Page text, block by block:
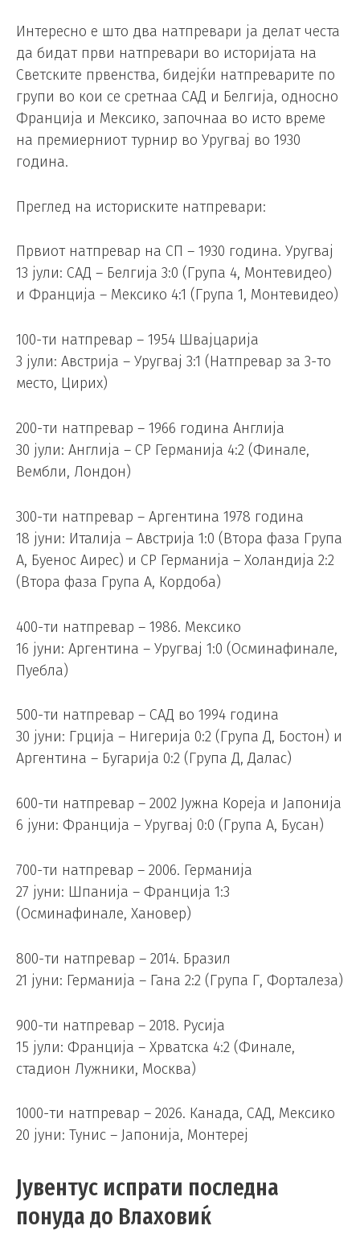
Интересно е што два натпревари ја делат честа
да бидат први натпревари во историјата на
Светските првенства, бидејќи натпреварите по
групи во кои се сретнаа САД и Белгија, односно
Франција и Мексико, започнаа во исто време
на премиерниот турнир во Уругвај во 1930
година.
Преглед на историските натпревари:
Првиот натпревар на СП – 1930 година. Уругвај
13 јули: САД – Белгија 3:0 (Група 4, Монтевидео)
и Франција – Мексико 4:1 (Група 1, Монтевидео)
100-ти натпревар – 1954 Швајцарија
3 јули: Австрија – Уругвај 3:1 (Натпревар за 3-то
место, Цирих)
200-ти натпревар – 1966 година Англија
30 јули: Англија – СР Германија 4:2 (Финале,
Вембли, Лондон)
300-ти натпревар – Аргентина 1978 година
18 јуни: Италија – Австрија 1:0 (Втора фаза Група
А, Буенос Аирес) и СР Германија – Холандија 2:2
(Втора фаза Група А, Кордоба)
400-ти натпревар – 1986. Мексико
16 јуни: Аргентина – Уругвај 1:0 (Осминафинале,
Пуебла)
500-ти натпревар – САД во 1994 година
30 јуни: Грција – Нигерија 0:2 (Група Д, Бостон) и
Аргентина – Бугарија 0:2 (Група Д, Далас)
600-ти натпревар – 2002 Јужна Кореја и Јапонија
6 јуни: Франција – Уругвај 0:0 (Група А, Бусан)
700-ти натпревар – 2006. Германија
27 јуни: Шпанија – Франција 1:3
(Осминафинале, Хановер)
800-ти натпревар – 2014. Бразил
21 јуни: Германија – Гана 2:2 (Група Г, Форталеза)
900-ти натпревар – 2018. Русија
15 јули: Франција – Хрватска 4:2 (Финале,
стадион Лужники, Москва)
1000-ти натпревар – 2026. Канада, САД, Мексико
20 јуни: Тунис – Јапонија, Монтереј
Јувентус испрати последна
понуда до Влаховиќ